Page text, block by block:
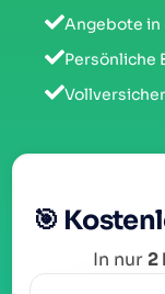
Angebote in
Persönliche
🎯
In nur2